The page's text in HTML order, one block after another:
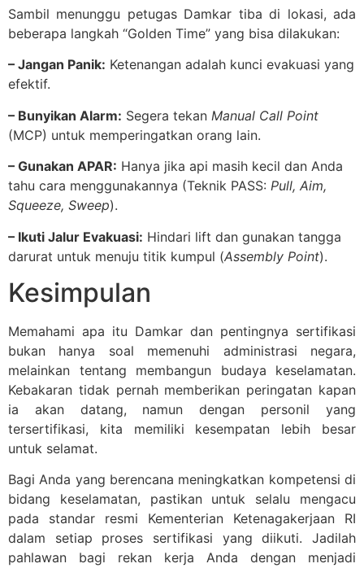
Sambil menunggu petugas Damkar tiba di lokasi, ada
beberapa langkah “Golden Time” yang bisa dilakukan:
– Jangan Panik: Ketenangan adalah kunci evakuasi yang
efektif.
– Bunyikan Alarm: Segera tekan Manual Call Point
(MCP) untuk memperingatkan orang lain.
– Gunakan APAR: Hanya jika api masih kecil dan Anda
tahu cara menggunakannya (Teknik PASS: Pull, Aim,
Squeeze, Sweep).
– Ikuti Jalur Evakuasi: Hindari lift dan gunakan tangga
darurat untuk menuju titik kumpul (Assembly Point).
Kesimpulan
Memahami apa itu Damkar dan pentingnya sertifikasi
bukan hanya soal memenuhi administrasi negara,
melainkan tentang membangun budaya keselamatan.
Kebakaran tidak pernah memberikan peringatan kapan
ia akan datang, namun dengan personil yang
tersertifikasi, kita memiliki kesempatan lebih besar
untuk selamat.
Bagi Anda yang berencana meningkatkan kompetensi di
bidang keselamatan, pastikan untuk selalu mengacu
pada standar resmi Kementerian Ketenagakerjaan RI
dalam setiap proses sertifikasi yang diikuti. Jadilah
pahlawan bagi rekan kerja Anda dengan menjadi